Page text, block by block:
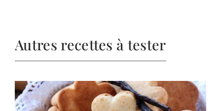
Autres recettes à tester